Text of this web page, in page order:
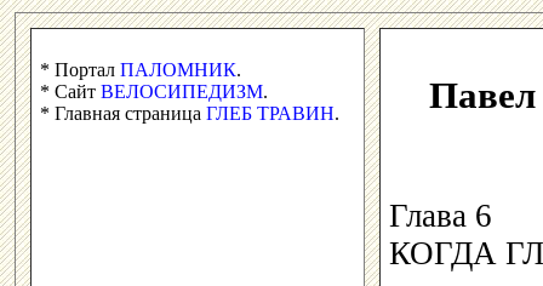
* Портал ПАЛОМНИК.
* Сайт ВЕЛОСИПЕДИЗМ.
* Главная страница ГЛЕБ ТРАВИН.
Глава 6
КОГДА